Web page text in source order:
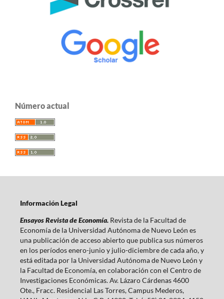
Número actual
Información Legal
Ensayos Revista de Economía. Revista de la Facultad de
Economía de la Universidad Autónoma de Nuevo León es
una publicación de acceso abierto que publica sus números
en los períodos enero-junio y julio-diciembre de cada año, y
está editada por la Universidad Autónoma de Nuevo León y
la Facultad de Economía, en colaboración con el Centro de
Investigaciones Económicas. Av. Lázaro Cárdenas 4600
Ote., Fracc. Residencial Las Torres, Campus Mederos,